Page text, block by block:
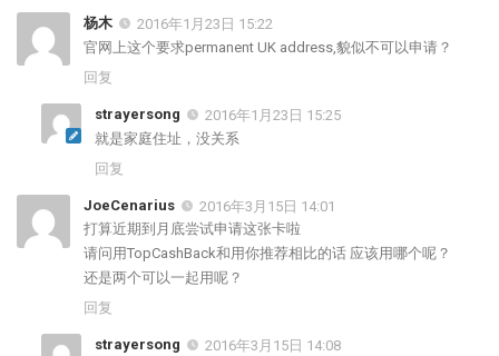
杨木
2016年1月23日 15:22
官网上这个要求permanent UK address,貌似不可以申请？
回复
strayersong
2016年1月23日 15:25
就是家庭住址，没关系
回复
JoeCenarius
2016年3月15日 14:01
打算近期到月底尝试申请这张卡啦
请问用TopCashBack和用你推荐相比的话 应该用哪个呢？
还是两个可以一起用呢？
回复
strayersong
2016年3月15日 14:08